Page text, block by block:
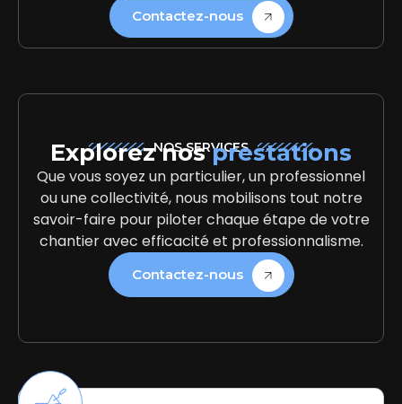
Contactez-nous
NOS SERVICES
Explorez nosprestations
Que vous soyez un particulier, un professionnel
ou une collectivité, nous mobilisons tout notre
savoir-faire pour piloter chaque étape de votre
chantier avec efficacité et professionnalisme.
Contactez-nous